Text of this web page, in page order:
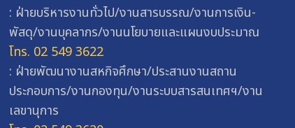
: ฝ่ายบริหารงานทั่วไป/งานสารบรรณ/งานการเงิน-
พัสดุ/งานบุคลากร/งานนโยบายและแผนงบประมาณ
โทร. 02 549 3622
: ฝ่ายพัฒนางานสหกิจศึกษา/ประสานงานสถาน
ประกอบการ/งานกองทุน/งานระบบสารสนเทศฯ/งาน
เลขานุการ